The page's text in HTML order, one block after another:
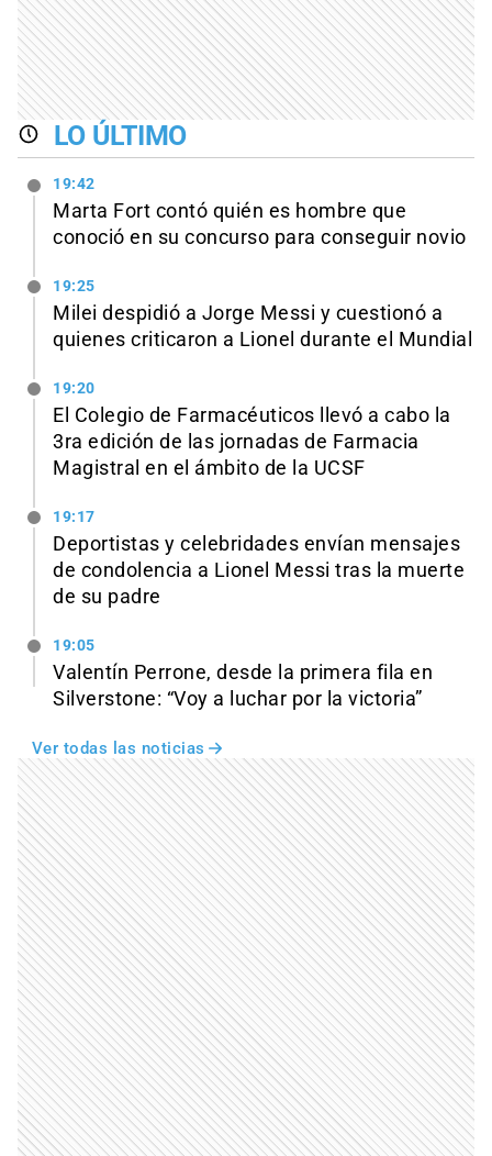
LO ÚLTIMO
19:42
Marta Fort contó quién es hombre que
conoció en su concurso para conseguir novio
19:25
Milei despidió a Jorge Messi y cuestionó a
quienes criticaron a Lionel durante el Mundial
19:20
El Colegio de Farmacéuticos llevó a cabo la
3ra edición de las jornadas de Farmacia
Magistral en el ámbito de la UCSF
19:17
Deportistas y celebridades envían mensajes
de condolencia a Lionel Messi tras la muerte
de su padre
19:05
Valentín Perrone, desde la primera fila en
Silverstone: “Voy a luchar por la victoria”
Ver todas las noticias